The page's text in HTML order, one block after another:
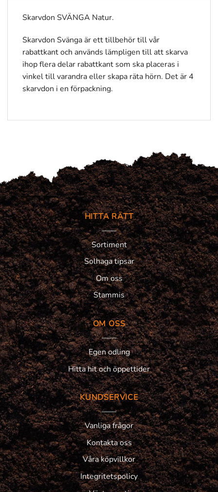
Skarvdon SVÄNGA Natur.
Skarvdon Svänga är ett tillbehör till vår
rabattkant och används lämpligen till att skarva
ihop flera delar rabattkant som ska placeras i
vinkel till varandra eller skapa räta hörn. Det är 4
skarvdon i en förpackning.
HITTA RÄTT
Sortiment
Solhaga tipsar
Om oss
Stammis
OM OSS
Egen odling
Hitta hit och öppettider
KUNDSERVICE
Vanliga frågor
Kontakta oss
Våra köpvillkor
Integritetspolicy